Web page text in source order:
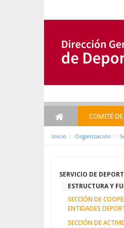
COMITÉ
Inicio Organización
SERVICIO DE
ESTRUCTURA Y
SECCIÓN DE
ENTIDADES
SECCIÓN DE